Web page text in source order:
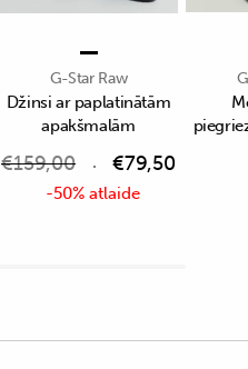
G-Star Raw
Džinsi ar paplatinātām
apakšmalām
€159,00 €79,50
-50% atlaide